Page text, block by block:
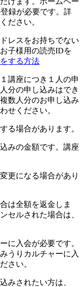
録が必要です。詳
ださい。
レスをお持ちでない
子様用の読売IDを
する方法
講座につき１人の申
分の申し込みはでき
数人分のお申し込み
せください。
る場合があります。
みの金額です。講座
更になる場合があり
は全額を返金しま
セルされた場合は、
に入会が必要です。
うりカルチャーに入
さい。
みされたい方は、